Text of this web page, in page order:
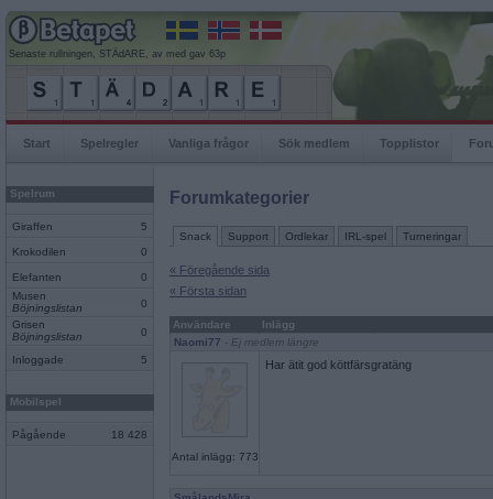
Senaste rullningen, STÄdARE, av med gav 63p
Start Spelregler Vanliga frågor Sök medlem Topplistor
Spelrum
Giraffen 5
Krokodilen 0
Elefanten
0
Musen
Böjningslistan
0
Grisen
Böjningslistan
0
Inloggade 5
Mobilspel
Pågående 18 428
Forumkategorier
Snack Support Ordlekar IRL-spel Turneringar
« Föregående sida
« Första sidan
Användare
Inlägg
Naomi77 - Ej medlem längre
Antal inlägg: 773
Har ätit god köttfärsgratäng